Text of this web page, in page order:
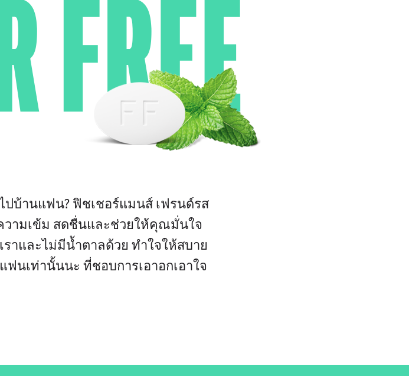
FREE
ปบ้านแฟน? ฟิชเชอร์แมนส์ เฟรนด์รส
ามเข้ม สดชื่นและช่วยให้คุณมั่นใจ
าและไม่มีน้ำตาลด้วย ทำใจให้สบาย
นเท่านั้นนะ ที่ชอบการเอาอกเอาใจ